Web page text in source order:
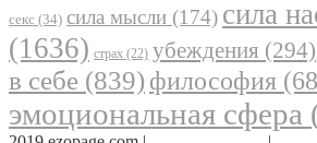
секс (34) сила мысли (174) сила
(1636) страх (22) убеждения (294)
в себе (839) философия
эмоциональная сфера